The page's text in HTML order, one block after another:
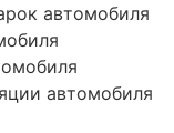
автомобиля
автомобиля